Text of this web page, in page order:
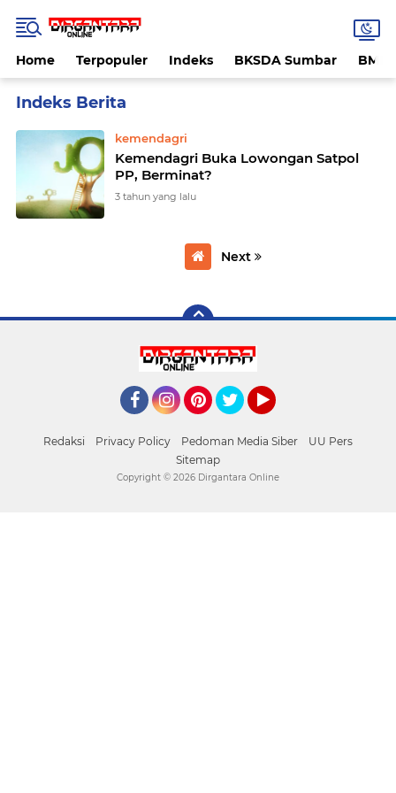
Home Terpopuler Indeks BKSDA Sumbar
kemendagri
Kemendagri Buka Lowongan Satpol
PP, Berminat?
3 tahun yang lalu
Next
Redaksi Privacy Policy Pedoman Media Siber
UU Pers
Sitemap
Copyright © 2026 Dirgantara Online